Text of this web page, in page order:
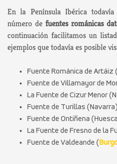
En la Península Ibérica
número defuentes románicas
continuación facilitamos un
ejemplos que todavía es posible
Fuente Románica de Artáiz
Fuente de Villamayor de
La Fuente de Cizur Menor
Fuente de Turillas
Fuente de Ontiñena
La Fuente de Fresno de la
Fuente de Valdeande (